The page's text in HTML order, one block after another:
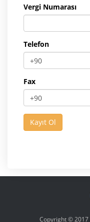
Vergi Numarası
Telefon
Fax
Copyright © 2017